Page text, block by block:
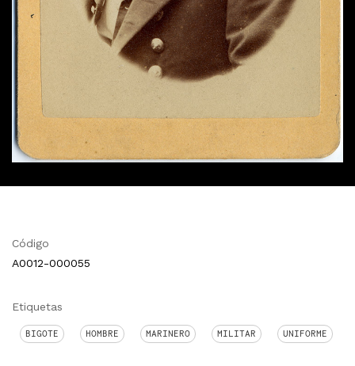
Código
A0012-000055
Etiquetas
BIGOTE HOMBRE MARINERO MILITAR UNIFORME